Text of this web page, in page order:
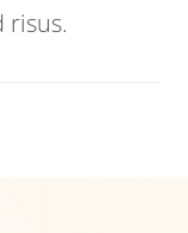
risus.